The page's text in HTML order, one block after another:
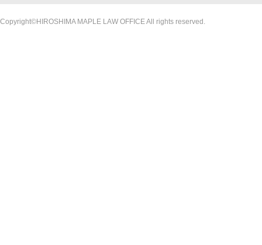
Copyright©HIROSHIMA MAPLE LAW OFFICE All rights reserved.